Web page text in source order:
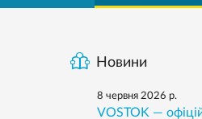
Новини
8 червня 2026 р.
VOSTOK —